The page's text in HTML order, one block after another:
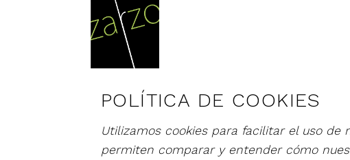
POLÍTICA DE COOKIES
Utilizamos cookies para facilitar el uso de
permiten comparar y entender cómo